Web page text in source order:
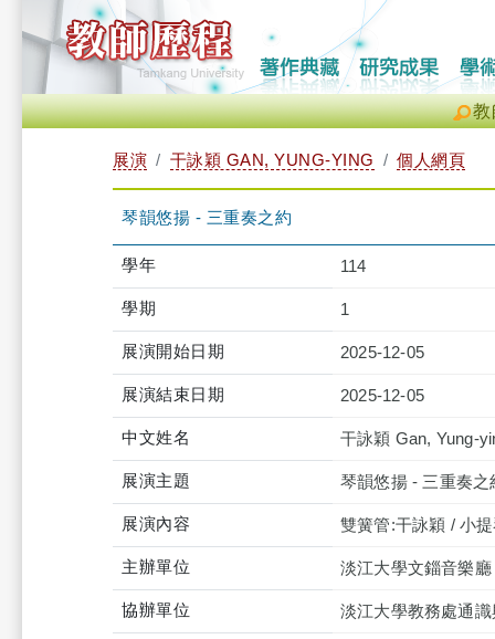
教
展演 干詠穎 GAN, YUNG-YING 個人網頁
琴韻悠揚 - 三重奏之約
學年 114
學期 1
展演開始日期 2025-12-05
展演結束日期 2025-12-05
中文姓名 干詠穎 Gan, Yung-
展演主題 琴韻悠揚 - 三重奏之
展演內容 雙簧管:干詠穎 / 小
主辦單位 淡江大學文錙音樂廳
協辦單位 淡江大學教務處通